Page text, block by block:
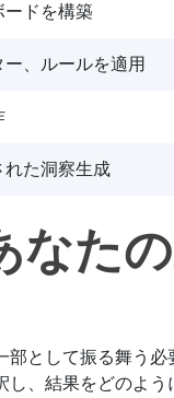
ードを構築
、ルールを適用
れた洞察生成
なた
として振る舞う必
、結果をどのよ